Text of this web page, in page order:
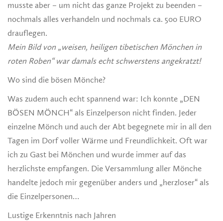
musste aber – um nicht das ganze Projekt zu beenden –
nochmals alles verhandeln und nochmals ca. 500 EURO
drauflegen.
Mein Bild von „weisen, heiligen tibetischen Mönchen in
roten Roben“ war damals echt schwerstens angekratzt!
Wo sind die bösen Mönche?
Was zudem auch echt spannend war: Ich konnte „DEN
BÖSEN MÖNCH“ als Einzelperson nicht finden. Jeder
einzelne Mönch und auch der Abt begegnete mir in all den
Tagen im Dorf voller Wärme und Freundlichkeit. Oft war
ich zu Gast bei Mönchen und wurde immer auf das
herzlichste empfangen. Die Versammlung aller Mönche
handelte jedoch mir gegenüber anders und „herzloser“ als
die Einzelpersonen…
Lustige Erkenntnis nach Jahren